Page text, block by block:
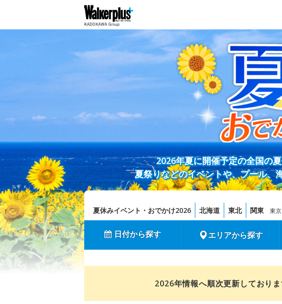
2026年夏に開催予定の全国の
夏祭りなどのイベントや、プール、
夏休みイベント・おでかけ2026 北海道 東北 関東 東京
日付から探す エリアから探す
2026年情報へ順次更新しており